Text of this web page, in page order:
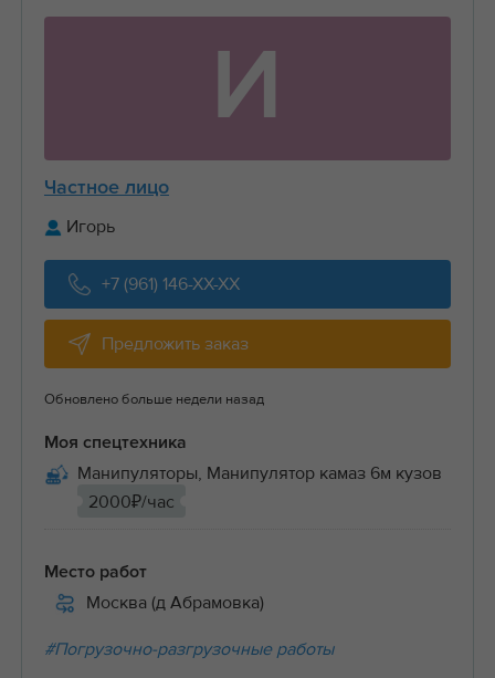
И
Частное лицо
Игорь
+7 (961) 146-XX-XX
Предложить заказ
Обновлено больше недели назад
Моя спецтехника
Манипуляторы, Манипулятор камаз 6м кузов
2000₽/час
Место работ
Москва (д Абрамовка)
#Погрузочно-разгрузочные работы